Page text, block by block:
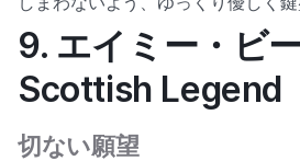
9. エイミー・ビ
Scottish Legend
切ない願望